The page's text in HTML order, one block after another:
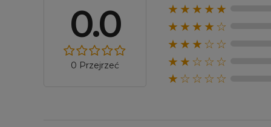
0.0
0 Przejrzeć
★★★★★
★★★★☆
★★★☆☆
★★☆☆☆
★☆☆☆☆